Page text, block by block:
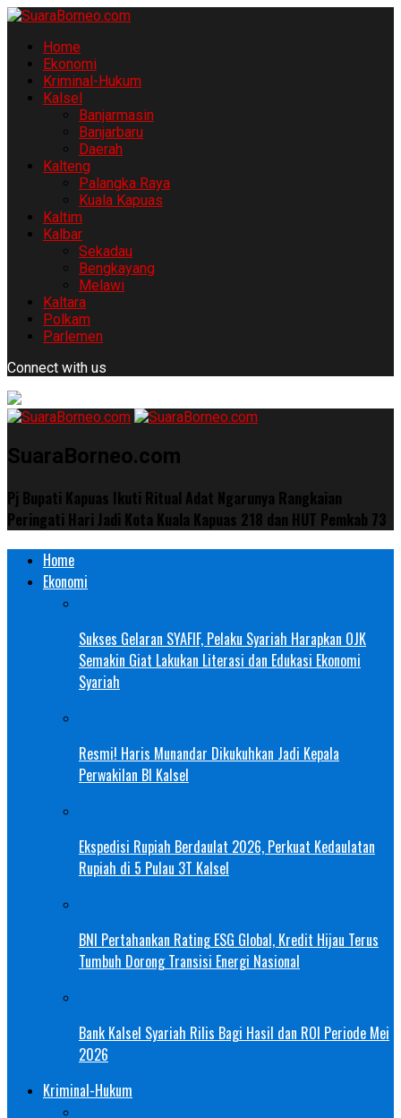
Home
Ekonomi
Kriminal-Hukum
Kalsel
Banjarmasin
Banjarbaru
Daerah
Kalteng
Palangka Raya
Kuala Kapuas
Kaltim
Kalbar
Sekadau
Bengkayang
Melawi
Kaltara
Polkam
Parlemen
Connect with us
SuaraBorneo.com
Pj Bupati Kapuas Ikuti Ritual Adat Ngarunya Rangkaian
Peringati Hari Jadi Kota Kuala Kapuas 218 dan HUT Pemkab 73
Home
Ekonomi
Sukses Gelaran SYAFIF, Pelaku Syariah Harapkan OJK
Semakin Giat Lakukan Literasi dan Edukasi Ekonomi
Syariah
Resmi! Haris Munandar Dikukuhkan Jadi Kepala
Perwakilan BI Kalsel
Ekspedisi Rupiah Berdaulat 2026, Perkuat Kedaulatan
Rupiah di 5 Pulau 3T Kalsel
BNI Pertahankan Rating ESG Global, Kredit Hijau Terus
Tumbuh Dorong Transisi Energi Nasional
Bank Kalsel Syariah Rilis Bagi Hasil dan ROI Periode Mei
2026
Kriminal-Hukum